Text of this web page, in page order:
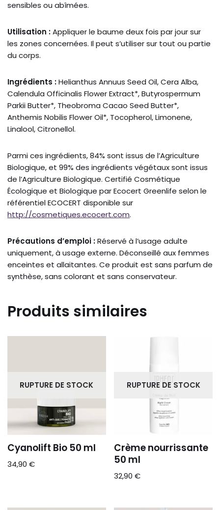
sensibles ou abîmées.
Utilisation :Appliquer le baume deux fois par jour sur
les zones concernées. Il peut s’utiliser sur tout ou partie
du corps.
Ingrédients :Helianthus Annuus Seed Oil, Cera Alba,
Calendula Officinalis Flower Extract*, Butyrospermum
Parkii Butter*, Theobroma Cacao Seed Butter*,
Anthemis Nobilis Flower Oil*, Tocopherol, Limonene,
Linalool, Citronellol.
Parmi ces ingrédients, 84% sont issus de l’Agriculture
Biologique, et 99% des ingrédients végétaux sont issus
de l’Agriculture Biologique. Certifié Cosmétique
Écologique et Biologique par Ecocert Greenlife selon le
référentiel ECOCERT disponible sur
http://cosmetiques.ecocert.com.
Précautions d’emploi :Réservé à l’usage adulte
uniquement, à usage externe. Déconseillé aux femmes
enceintes et allaitantes. Ce produit est sans parfum de
synthèse, sans colorant et sans conservateur.
Produits similaires
RUPTURE DE STOCK
Cyanolift Bio 50 ml
34,90 €
RUPTURE DE STOCK
Crème nourrissante
50 ml
32,90€